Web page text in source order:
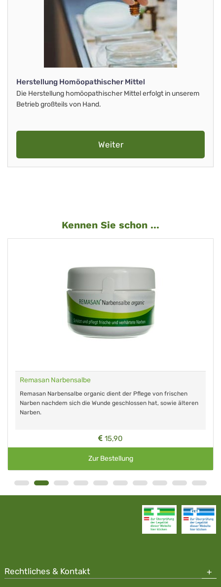
Herstellung Homöopathischer Mittel
Die Herstellung homöopathischer Mittel erfolgt in unserem
Betrieb großteils von Hand.
Weiter
Kennen Sie schon ...
Remasan Narbensalbe
Remasan Narbensalbe organic dient der Pflege von frischen
Narben nachdem sich die Wunde geschlossen hat, sowie älteren
Narben.
15,90
Zur Bestellung
Rechtliches & Kontakt